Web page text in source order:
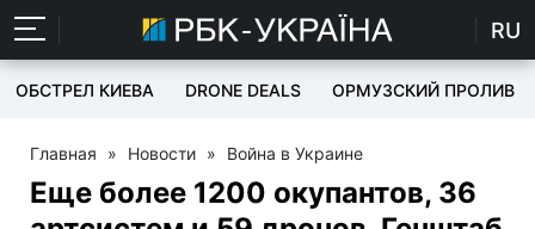
RU
ОБСТРЕЛ КИЕВА DRONE DEALS ОРМУЗСКИЙ ПРОЛИВ
Главная » Новости » Война в Украине
Еще более 1200 окупантов, 36